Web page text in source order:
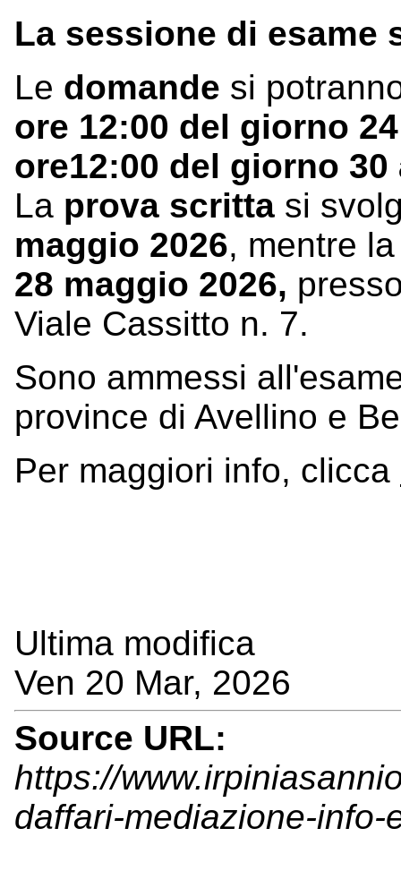
La sessione di esame
Le domande si
ore 12:00 del giorno
ore12:00 del giorno 30
La prova scritta si
maggio 2026, mentre
28 maggio 2026,
Viale Cassitto n. 7.
Sono ammessi
province di Avellino e
Per maggiori info, clicca
Ultima modifica
Ven 20 Mar, 2026
Source URL:
https://
daffari-mediazione-info-